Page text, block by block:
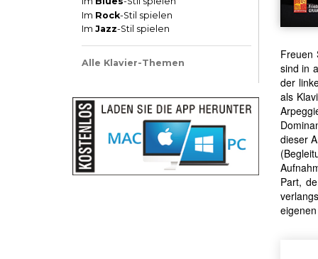
Im Rock-Stil spielen
Im Jazz-Stil spielen
Alle Klavier-Themen
Freuen
sind in
der
als
dieser
Part,